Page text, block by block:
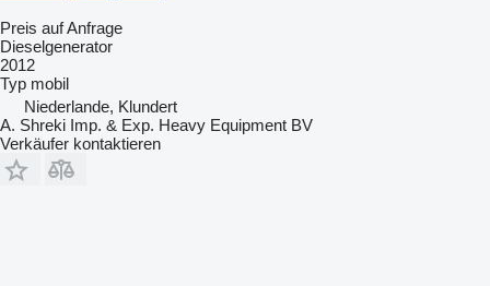
Preis auf Anfrage
Dieselgenerator
2012
Typ mobil
Niederlande, Klundert
A. Shreki Imp. & Exp. Heavy Equipment BV
Verkäufer kontaktieren